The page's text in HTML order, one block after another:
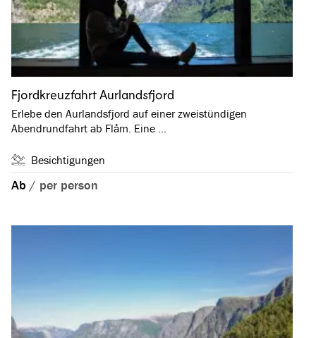
Fjordkreuzfahrt Aurlandsfjord
Erlebe den Aurlandsfjord auf einer zweistündigen
Abendrundfahrt ab Flåm. Eine …
Besichtigungen
Ab / per person